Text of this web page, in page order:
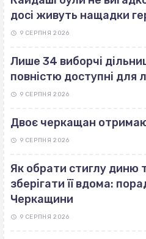
досі живуть нащадки
9 СЕРПНЯ 2026
Лише 34 виборчі
повністю доступні для
9 СЕРПНЯ 2026
Двоє черкащан
9 СЕРПНЯ 2026
Як обрати стиглу диню
зберігати її вдома:
Черкащини
9 СЕРПНЯ 2026